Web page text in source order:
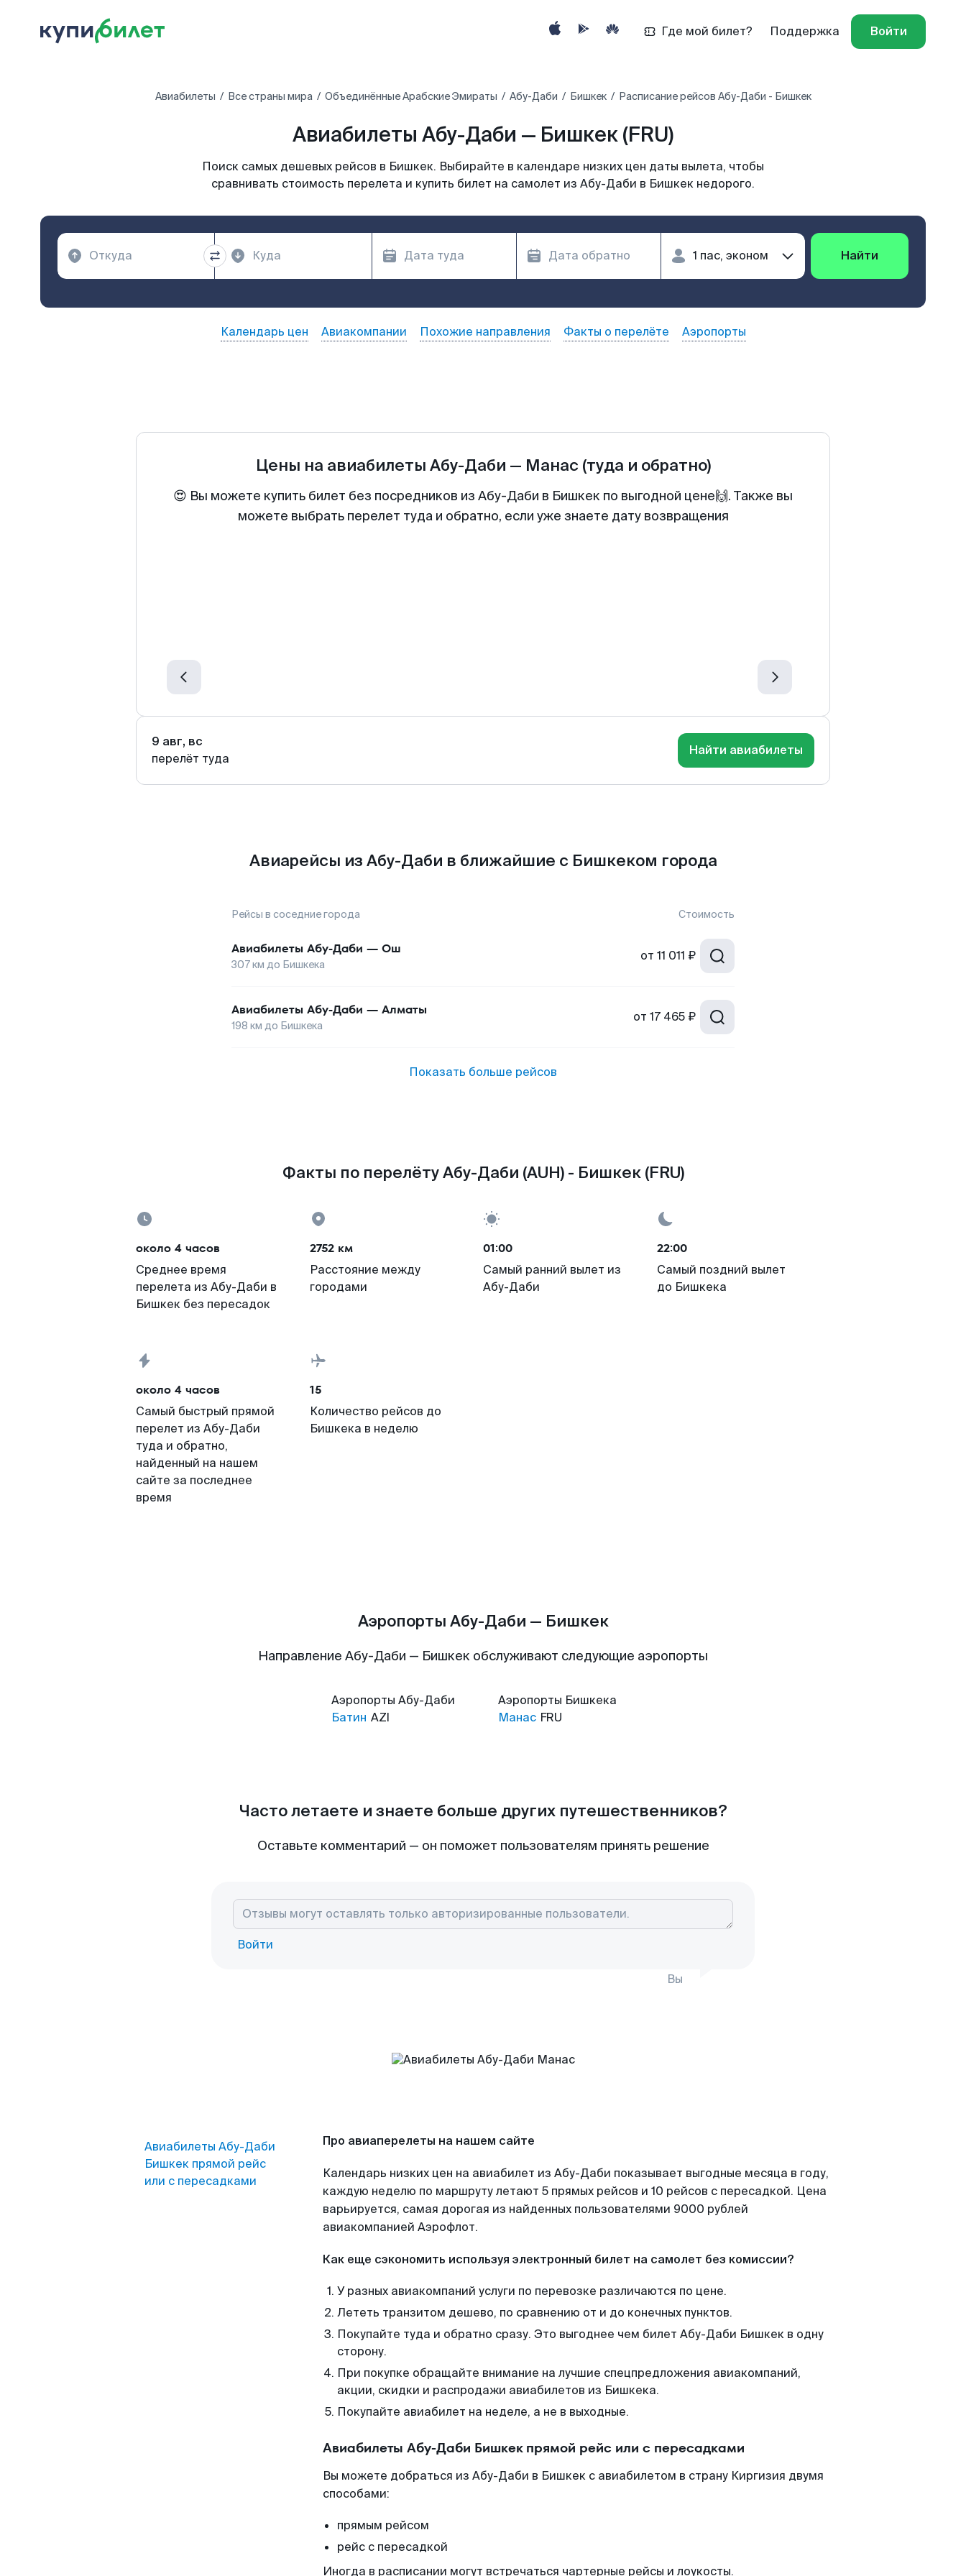
Где мой билет? Поддержка Войти
Авиабилеты Все страны мира Объединённые Арабские Эмираты Абу-Даби Бишкек Расписание рейсов Абу-Даби - Бишкек
Авиабилеты Абу-Даби — Бишкек (FRU)
Поиск самых дешевых рейсов в Бишкек. Выбирайте в календаре низких цен даты вылета, чтобы
сравнивать стоимость перелета и купить билет на самолет из Абу-Даби в Бишкек недорого.
Найти
Календарь цен Авиакомпании Похожие направления Факты о перелёте Аэропорты
Цены на авиабилеты Абу-Даби — Манас (туда и обратно)
😍 Вы можете купить билет без посредников из Абу-Даби в Бишкек по выгодной цене🙌. Также вы
можете выбрать перелет туда и обратно, если уже знаете дату возвращения
9 авг, вс
перелёт туда
Найти авиабилеты
Авиарейсы из Абу-Даби в ближайшие с Бишкеком города
Рейсы в соседние города Стоимость
Авиабилеты Абу-Даби — Ош
307км до Бишкека
от 11 011 ₽
Авиабилеты Абу-Даби — Алматы
198 км до Бишкека
от 17 465 ₽
Показать больше рейсов
Факты по перелёту Абу-Даби (AUH) - Бишкек (FRU)
около 4 часов
Среднее время
перелета из Абу-Даби в
Бишкек без пересадок
2752 км
Расстояние между
городами
01:00
Самый ранний вылет из
Абу-Даби
22:00
Самый поздний вылет
до Бишкека
около 4 часов
Самый быстрый прямой
перелет из Абу-Даби
туда и обратно,
найденный на нашем
сайте за последнее
время
15
Количество рейсов до
Бишкека в неделю
Аэропорты Абу-Даби — Бишкек
Направление Абу-Даби — Бишкек обслуживают следующие аэропорты
Аэропорты Абу-Даби
Батин AZI
Аэропорты Бишкека
Манас FRU
Часто летаете и знаете больше других путешественников?
Оставьте комментарий — он поможет пользователям принять решение
Войти
Вы
Авиабилеты Абу-Даби
Бишкек прямой рейс
или с пересадками
Про авиаперелеты на нашем сайте
Календарь низких цен на авиабилет из Абу-Даби показывает выгодные месяца в году,
каждую неделю по маршруту летают 5 прямых рейсов и 10 рейсов с пересадкой. Цена
варьируется, самая дорогая из найденных пользователями 9000 рублей
авиакомпанией Аэрофлот.
Как еще сэкономить используя электронный билет на самолет без комиссии?
У разных авиакомпаний услуги по перевозке различаются по цене.
Лететь транзитом дешево, по сравнению от и до конечных пунктов.
Покупайте туда и обратно сразу. Это выгоднее чем билет Абу-Даби Бишкек в одну
сторону.
При покупке обращайте внимание на лучшие спецпредложения авиакомпаний,
акции, скидки и распродажи авиабилетов из Бишкека.
Покупайте авиабилет на неделе, а не в выходные.
Авиабилеты Абу-Даби Бишкек прямой рейс или с пересадками
Вы можете добраться из Абу-Даби в Бишкек с авиабилетом в страну Киргизия двумя
способами:
прямым рейсом
рейс с пересадкой
Иногда в расписании могут встречаться чартерные рейсы и лоукосты.